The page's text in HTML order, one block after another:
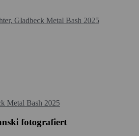
Gladbeck Metal Bash 2025
Metal Bash 2025
fotografiert